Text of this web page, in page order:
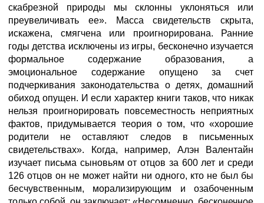
скабрезной природы мы склонны уклоняться или
преувеличивать ее». Масса свидетельств скрыта,
искажена, смягчена или проигнорирована. Ранние
годы детства исключены из игры, бесконечно изучается
формальное содержание образования, а
эмоциональное содержание опущено за счет
подчеркивания законодательства о детях, домашний
обиход опущен. И если характер книги таков, что никак
нельзя проигнорировать повсеместность неприятных
фактов, придумывается теория о том, что «хорошие
родители не оставляют следов в письменных
свидетельствах». Когда, например, Алэн Валентайн
изучает письма сыновьям от отцов за 600 лет и среди
126 отцов он не может найти ни одного, кто не был бы
бесчувственным, морализирующим и озабоченным